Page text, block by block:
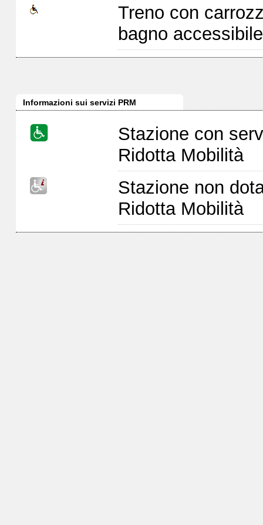
Treno con
bagno
Informazioni sui servizi PRM
Stazione con
Ridotta Mobilità
Stazione non
Ridotta Mobilità